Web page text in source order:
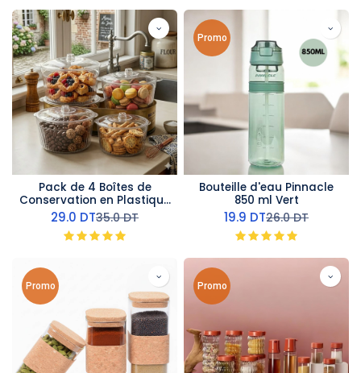
Pack de 4 Boîtes de
Conservation en Plastique
Avec Couvercles
29.0 DT35.0DT
Promo
Bouteille d'eau Pinnacle
850 ml Vert
19.9 DT26.0DT
Promo Promo